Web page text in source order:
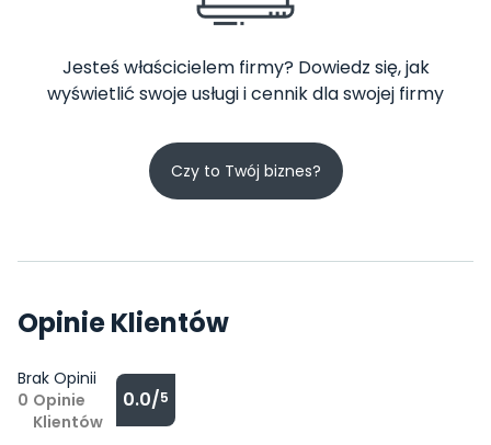
Jesteś właścicielem firmy? Dowiedz się, jak
wyświetlić swoje usługi i cennik dla swojej firmy
Czy to Twój biznes?
Opinie Klientów
Brak Opinii
0 Opinie
Klientów
0.0/5